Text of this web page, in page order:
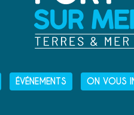
ÉVÉNEMENTS ON VOUS